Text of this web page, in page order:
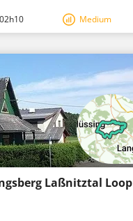
02h10 Medium
Laßnitztal Loop